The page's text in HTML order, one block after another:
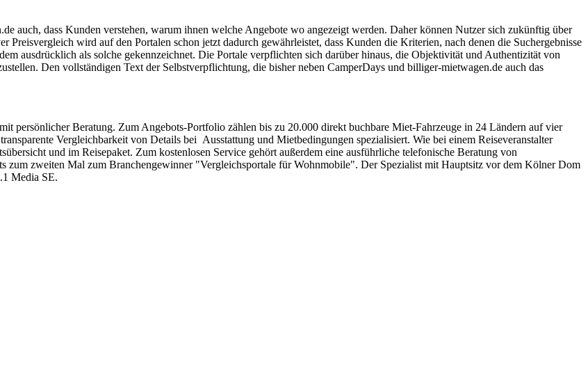
auch, dass Kunden verstehen, warum ihnen welche Angebote wo angezeigt werden. Daher können Nutzer sich zukünftig über
wird auf den Portalen schon jetzt dadurch gewährleistet, dass Kunden die Kriterien, nach denen die Suchergebnisse
ausdrücklich als solche gekennzeichnet. Die Portale verpflichten sich darüber hinaus, die Objektivität und Authentizität von
Den vollständigen Text der Selbstverpflichtung, die bisher neben CamperDays und billiger-mietwagen.de auch das
persönlicher Beratung. Zum Angebots-Portfolio zählen bis zu 20.000 direkt buchbare Miet-Fahrzeuge in 24 Ländern auf vier
Vergleichbarkeit von Details bei Ausstattung und Mietbedingungen spezialisiert. Wie bei einem Reiseveranstalter
und im Reisepaket. Zum kostenlosen Service gehört außerdem eine ausführliche telefonische Beratung von
zum zweiten Mal zum Branchengewinner "Vergleichsportale für Wohnmobile". Der Spezialist mit Hauptsitz vor dem Kölner Dom
Media SE.